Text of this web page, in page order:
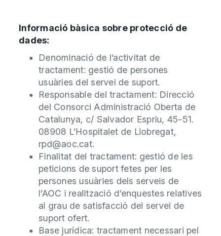
Informació bàsica sobre protecció de
dades:
Denominació de l’activitat de
tractament: gestió de persones
usuàries del servei de suport.
Responsable del tractament: Direcció
del Consorci Administració Oberta de
Catalunya, c/ Salvador Espriu, 45-51.
08908 L’Hospitalet de Llobregat,
rpd@aoc.cat.
Finalitat del tractament: gestió de les
peticions de suport fetes per les
persones usuàries dels serveis de
l’AOC i realització d’enquestes relatives
al grau de satisfacció del servei de
suport ofert.
Base jurídica: tractament necessari pel